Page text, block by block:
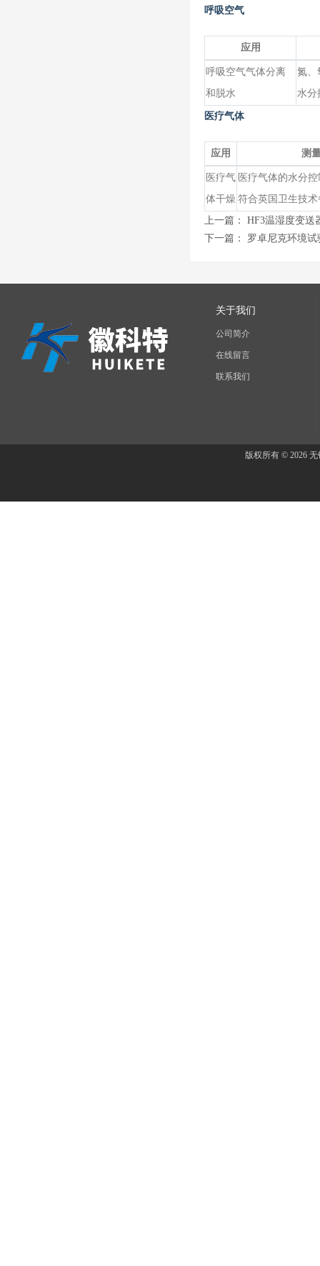
呼吸空气
应用
呼吸空气气体分离
和脱水
氮、
水分
医疗气体
应用 测
医疗气
体干燥
医疗气体的水分
符合英国卫生技
上一篇： HF3温湿度变送
下一篇： 罗卓尼克环境
关于我们
公司简介
在线留言
联系我们
版权所有 © 2026